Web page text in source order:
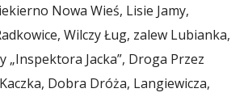
Nowa Wieś, Lisie Jamy,
Wilczy Ług, zalew Lubianka,
„Inspektora Jacka”, Droga Przez
Dobra Dróża, Langiewicza,